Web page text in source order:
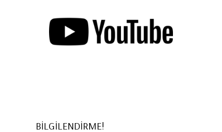
BİLGİLENDİRME!